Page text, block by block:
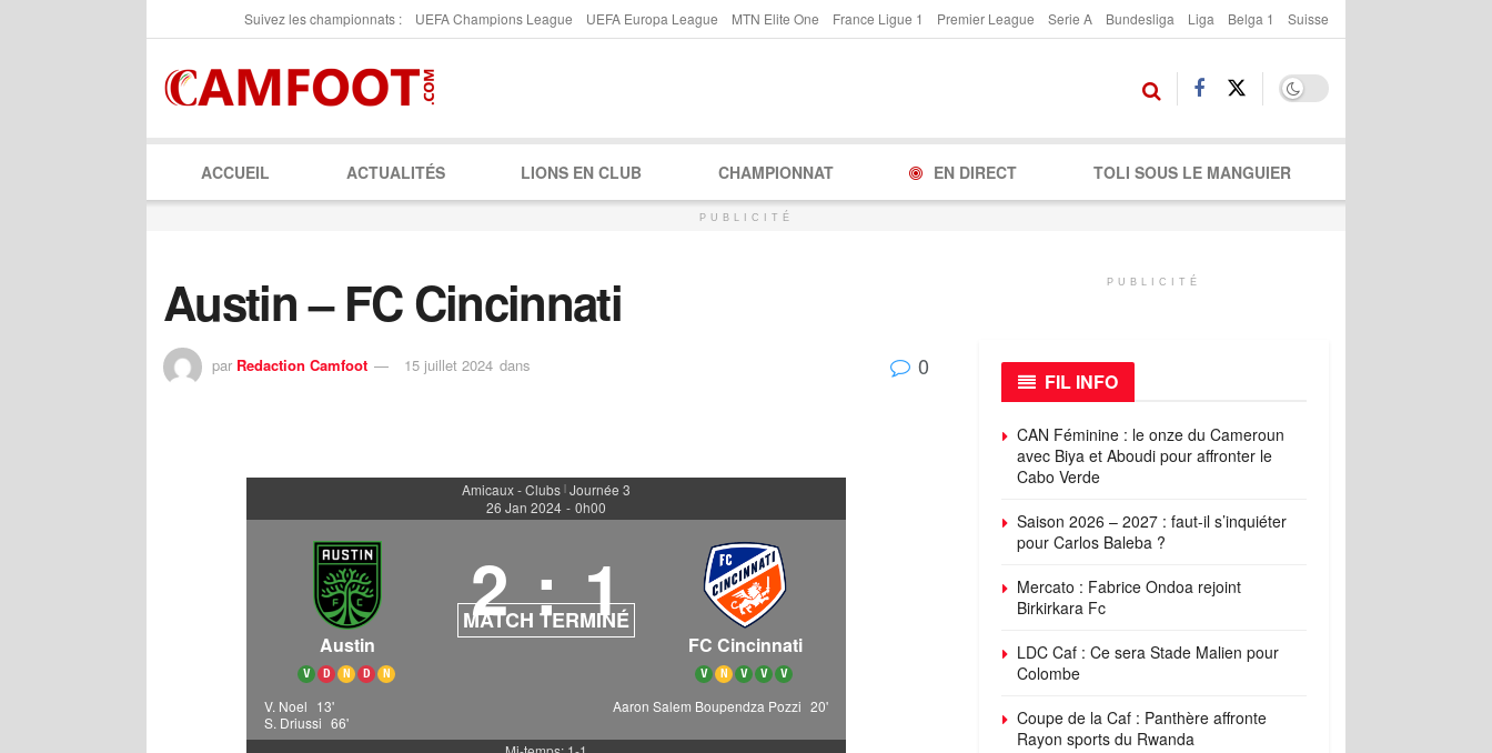
Suivez les championnats : UEFA Champions League UEFA Europa League MTN Elite One France Ligue 1 Premier League Serie A Bundesliga Liga Belga 1 Suisse
ACCUEIL ACTUALITÉS LIONS EN CLUB CHAMPIONNAT EN DIRECT TOLI SOUS LE MANGUIER
PUBLICITÉ
Austin – FC Cincinnati
par Redaction Camfoot 15 juillet 2024 dans 0
Amicaux - Clubs | Journée 3
26 Jan 2024 - 0h00
Austin
V D N D N
2 : 1
MATCH TERMINÉ
FC Cincinnati
V N V V V
V. Noel 13'
S. Driussi 66'
Aaron Salem Boupendza Pozzi 20'
PUBLICITÉ
FIL INFO
CAN Féminine : le onze du Cameroun
avec Biya et Aboudi pour affronter le
Cabo Verde
Saison 2026 – 2027 : faut-il s’inquiéter
pour Carlos Baleba ?
Mercato : Fabrice Ondoa rejoint
Birkirkara Fc
LDC Caf : Ce sera Stade Malien pour
Colombe
Coupe de la Caf : Panthère affronte
Rayon sports du Rwanda